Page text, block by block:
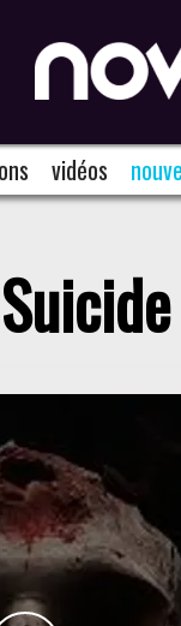
vidéos